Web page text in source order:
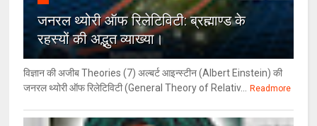
जनरल थ्‍योरी ऑफ रिलेटिविटी: ब्रह्माण्‍ड के
रहस्‍यों की अद्भुत व्‍याख्‍या।
विज्ञान की अजीब Theories (7) अल्‍बर्ट आइन्स्टीन (Albert Einstein) की
जनरल थ्योरी ऑफ रिलेटिविटी (General Theory of Relativ... Readmore